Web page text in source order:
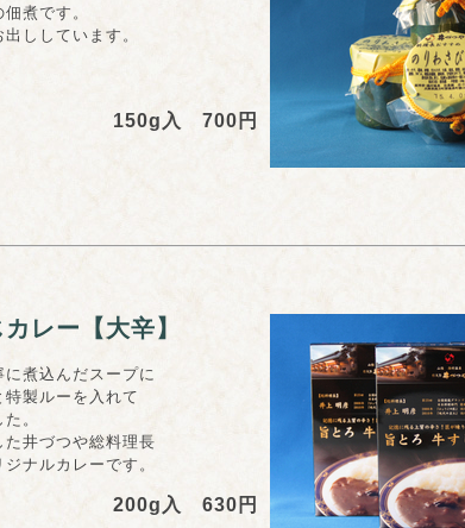
煮です。
しています。
150g入 700円
レー【大辛】
込んだスープに
ルーを入れて
。
づつや総料理長
ルカレーです。
200g入 630円